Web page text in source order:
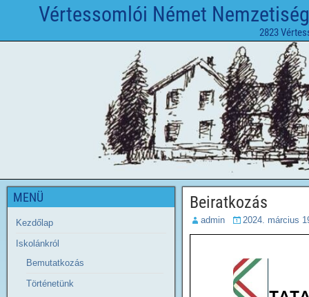
Vértessomlói Német
2823
Beiratkozás
admin 2024. március
MENÜ
Kezdőlap
Iskolánkról
Bemutatkozás
Történetünk